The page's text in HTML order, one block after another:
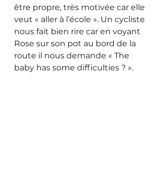
être propre, très motivée car elle
veut « aller à l’école ». Un cycliste
nous fait bien rire car en voyant
Rose sur son pot au bord de la
route il nous demande « The
baby has some difficulties ? ».